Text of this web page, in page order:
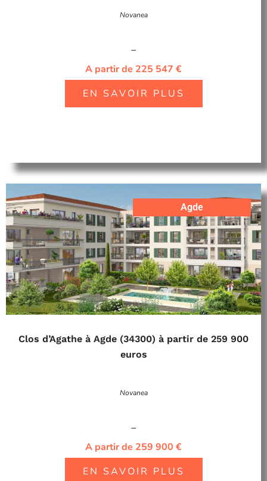
Novanea
–
A partir de 225 547 €
EN SAVOIR PLUS
Agde
Clos d’Agathe à Agde (34300) à partir de 259 900
euros
Novanea
–
A partir de 259 900 €
EN SAVOIR PLUS